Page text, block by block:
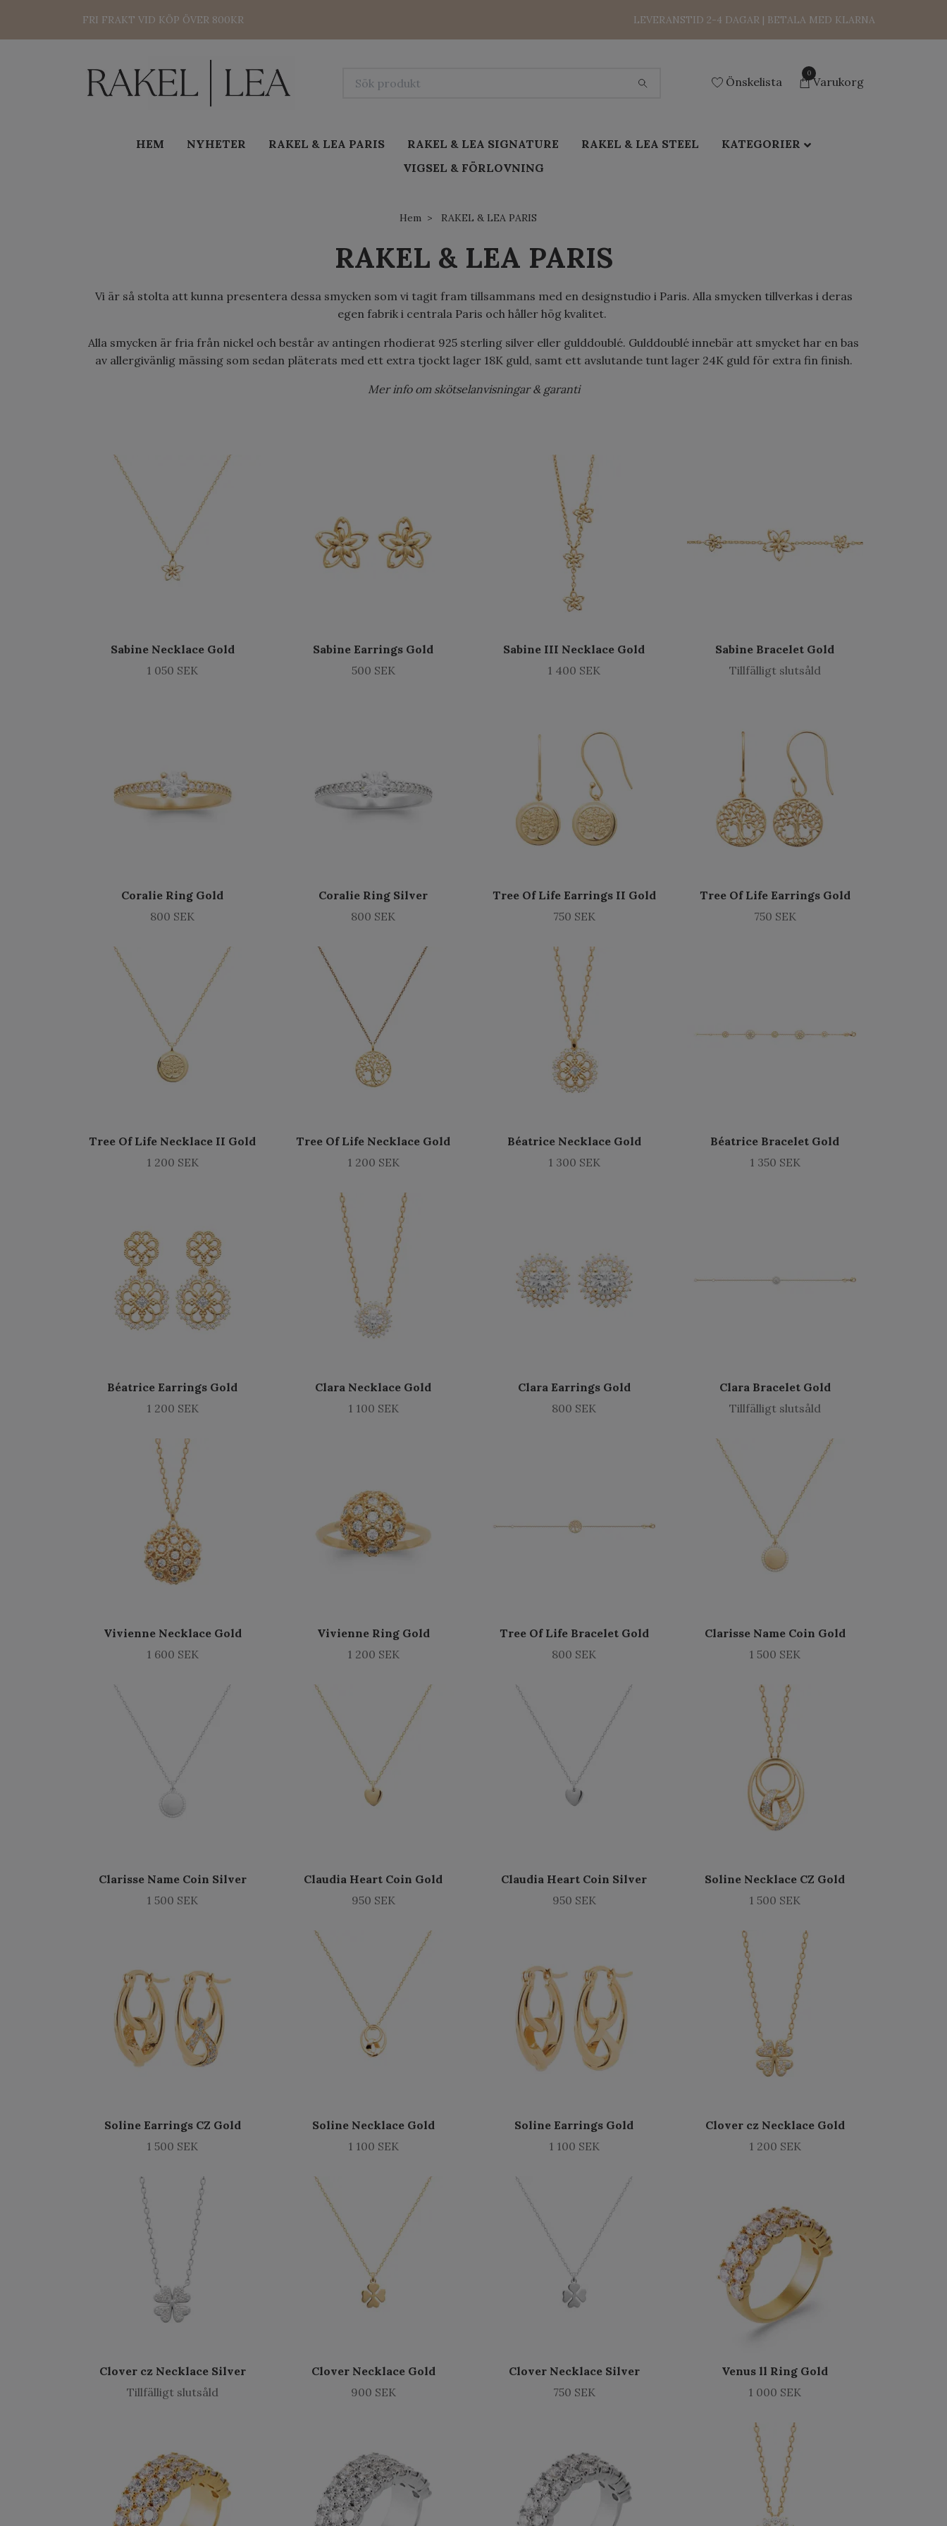
FRI FRAKT VID KÖP ÖVER 800KR LEVERANSTID 2-4 DAGAR | BETALA MED KLARNA
Önskelista
0
Varukorg
HEM NYHETER RAKEL & LEA PARIS RAKEL & LEA SIGNATURE RAKEL & LEA STEEL
KATEGORIER
VIGSEL & FÖRLOVNING
Hem RAKEL & LEA PARIS
RAKEL & LEA PARIS
Vi är så stolta att kunna presentera dessa smycken som vi tagit fram tillsammans med en designstudio i Paris. Alla smycken tillverkas i deras
egen fabrik i centrala Paris och håller hög kvalitet.
Alla smycken är fria från nickel och består av antingen rhodierat 925 sterling silver eller gulddoublé. Gulddoublé innebär att smycket har en bas
av allergivänlig mässing som sedan pläterats med ett extra tjockt lager 18K guld, samt ett avslutande tunt lager 24K guld för extra fin finish.
Mer info om skötselanvisningar & garanti
Sabine Necklace Gold
1 050 SEK
Sabine Earrings Gold
500 SEK
Sabine III Necklace Gold
1 400 SEK
Sabine Bracelet Gold
Tillfälligt slutsåld
Coralie Ring Gold
800 SEK
Coralie Ring Silver
800 SEK
Tree Of Life Earrings II Gold
750 SEK
Tree Of Life Earrings Gold
750 SEK
Tree Of Life Necklace II Gold
1 200 SEK
Tree Of Life Necklace Gold
1 200 SEK
Béatrice Necklace Gold
1 300 SEK
Béatrice Bracelet Gold
1 350 SEK
Béatrice Earrings Gold
1 200 SEK
Clara Necklace Gold
1 100 SEK
Clara Earrings Gold
800 SEK
Clara Bracelet Gold
Tillfälligt slutsåld
Vivienne Necklace Gold
1 600 SEK
Vivienne Ring Gold
1 200 SEK
Tree Of Life Bracelet Gold
800 SEK
Clarisse Name Coin Gold
1 500 SEK
Clarisse Name Coin Silver
1 500 SEK
Claudia Heart Coin Gold
950 SEK
Claudia Heart Coin Silver
950 SEK
Soline Necklace CZ Gold
1 500 SEK
Soline Earrings CZ Gold
1 500 SEK
Soline Necklace Gold
1 100 SEK
Soline Earrings Gold
1 100 SEK
Clover cz Necklace Gold
1 200 SEK
Clover cz Necklace Silver
Tillfälligt slutsåld
Clover Necklace Gold
900 SEK
Clover Necklace Silver
750 SEK
Venus ll Ring Gold
1 000 SEK